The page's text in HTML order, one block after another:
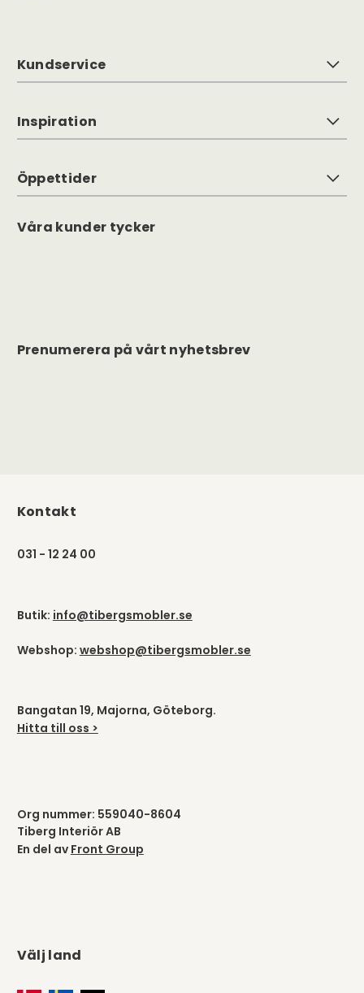
Kundservice
Inspiration
Öppettider
Våra kunder tycker
Prenumerera på vårt nyhetsbrev
Kontakt
031 - 12 24 00
Butik: info@tibergsmobler.se
Webshop: webshop@tibergsmobler.se
Bangatan 19, Majorna, Göteborg.
Hitta till oss >
Org nummer: 559040-8604
Tiberg Interiör AB
En del av Front Group
Välj land